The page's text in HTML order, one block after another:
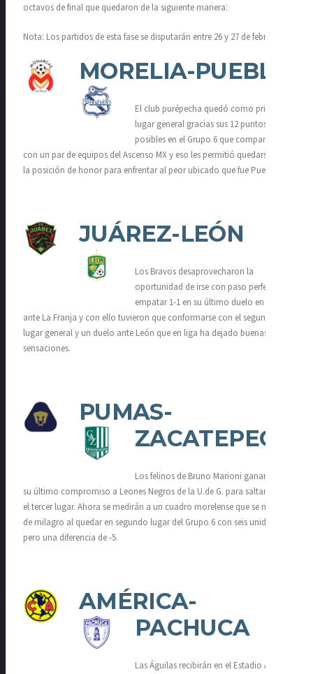
octavos de final que quedaron de la siguiente manera:
Nota: Los partidos de esta fase se disputarán entre 26 y 27 de febrero.
MORELIA-PUEBLA
El club purépecha quedó como primer
lugar general gracias sus 12 puntos de 12
posibles en el Grupo 6 que compartió
con un par de equipos del Ascenso MX y eso les permitió quedarse con
la posición de honor para enfrentar al peor ubicado que fue Puebla.
JUÁREZ-LEÓN
Los Bravos desaprovecharon la
oportunidad de irse con paso perfecto al
empatar 1-1 en su último duelo en casa
ante La Franja y con ello tuvieron que conformarse con el segundo
lugar general y un duelo ante León que en liga ha dejado buenas
sensaciones.
PUMAS-
ZACATEPEC
Los felinos de Bruno Marioni ganaron en
su último compromiso a Leones Negros de la U.de G. para saltar hasta
el tercer lugar. Ahora se medirán a un cuadro morelense que se metió
de milagro al quedar en segundo lugar del Grupo 6 con seis unidades
pero una diferencia de -5.
AMÉRICA-
PACHUCA
Las Águilas recibirán en el Estadio Azteca